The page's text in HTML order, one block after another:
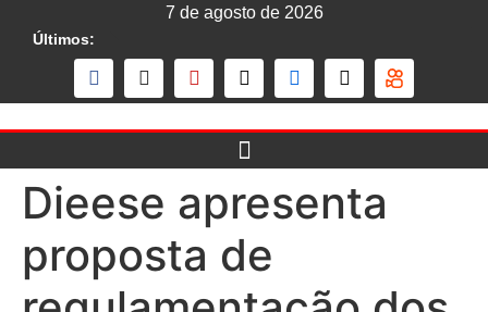
7 de agosto de 2026
Últimos:
Dieese apresenta
proposta de